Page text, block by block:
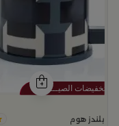
بلندز هوم